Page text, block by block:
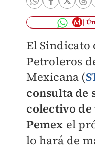
El Sindicato
Petroleros
Mexicana (
consulta de
colectivo de
Pemex el
lo hará de